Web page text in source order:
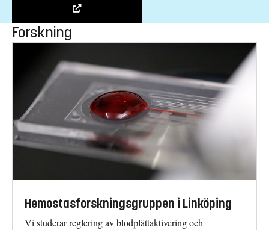
Forskning
Hemostasforskningsgruppen i Linköping
Vi studerar reglering av blodplättaktivering och